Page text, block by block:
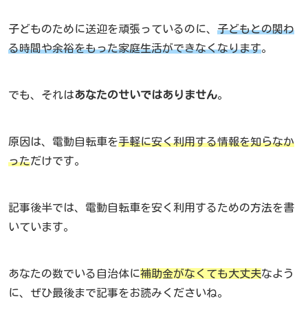
子どものために送迎を頑張っているのに、 子どもとの関わ
る時間や余裕をもった家庭生活ができなくなります。
でも、それはあなたのせいではありません。
原因は、電動自転車を手軽に安く利用する情報を知らなか
っただけです。
記事後半では、電動自転車を安く利用するための方法を書
いています。
あなたの数でいる自治体に補助金がなくても大丈夫なよう
に、ぜひ最後まで記事をお読みくださいね。